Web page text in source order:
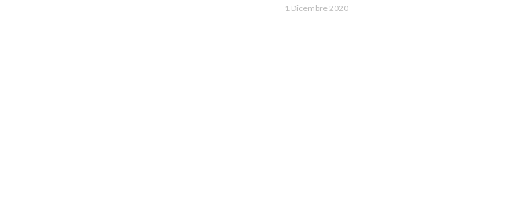
1 Dicembre 2020